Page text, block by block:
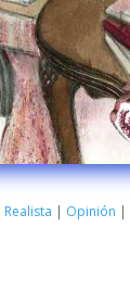
| Opinión |